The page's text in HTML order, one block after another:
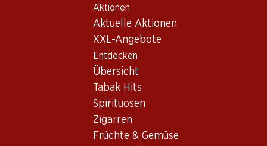
Aktionen
Aktuelle Aktionen
XXL-Angebote
Entdecken
Übersicht
Tabak Hits
Spirituosen
Zigarren
Früchte & Gemüse
Wein/Champagner
Setúbal
JP Azeitão Tinto Vinho Regional Península de Setúbal